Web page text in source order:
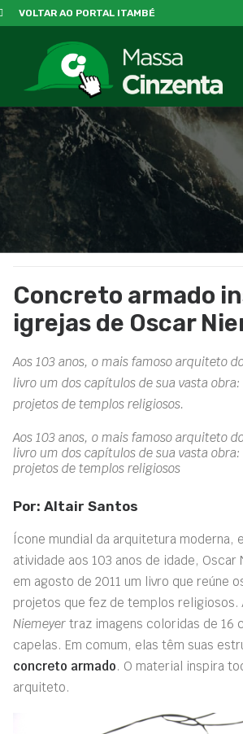
VOLTAR AO PORTAL ITAMBÉ
Concreto armado
igrejas de Oscar
Aos 103 anos, o mais famoso arquiteto
livro um dos capítulos de sua vasta
projetos de templos religiosos.
Aos 103 anos, o mais famoso arquiteto
livro um dos capítulos de sua vasta
projetos de templos religiosos
Por: Altair Santos
Ícone mundial da arquitetura moderna,
atividade aos 103 anos de idade, Oscar
em agosto de 2011 um livro que reúne
projetos que fez de templos religiosos.
Niemeyer traz imagens coloridas de 16
capelas. Em comum, elas têm suas
concreto armado. O material inspira
arquiteto.